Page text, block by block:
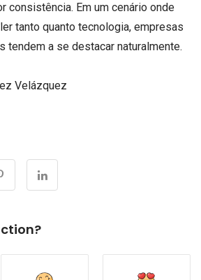
consistência. Em um cenário onde
tanto quanto tecnologia, empresas
tendem a se destacar naturalmente.
Velázquez